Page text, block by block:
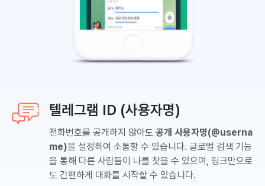
텔레그램 ID (사용자명)
전화번호를 공개하지 않아도 공개 사용자명(@userna
me)을 설정하여 소통할 수 있습니다. 글로벌 검색 기능
을 통해 다른 사람들이 나를 찾을 수 있으며, 링크만으로
도 간편하게 대화를 시작할 수 있습니다.